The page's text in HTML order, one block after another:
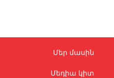
Մեր մասին
Մեդիա կիտ